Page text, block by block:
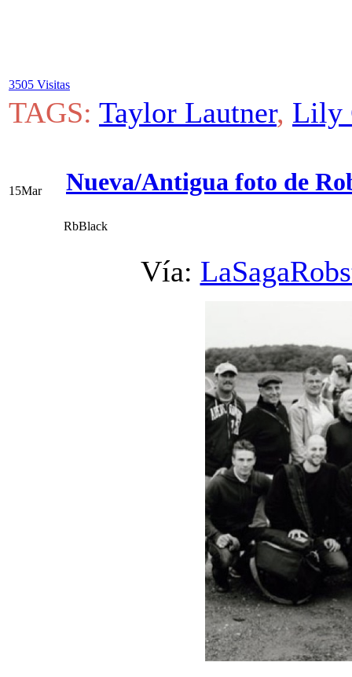
3505 Visitas
TAGS: Taylor Lautner, Lily
15Mar Nueva/Antigua foto de
RbBlack
Vía: